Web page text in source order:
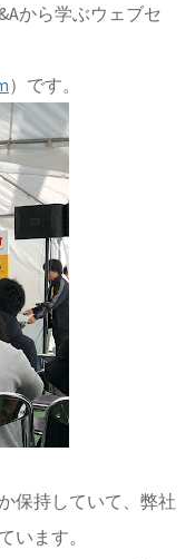
から学ぶウェブセ
）です。
保持していて、弊社
います。